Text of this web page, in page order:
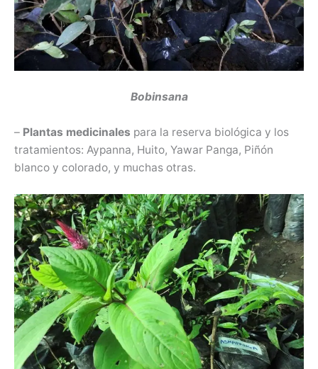
Bobinsana
– Plantas medicinales para la reserva biológica y los
tratamientos: Aypanna, Huito, Yawar Panga, Piñón
blanco y colorado, y muchas otras.